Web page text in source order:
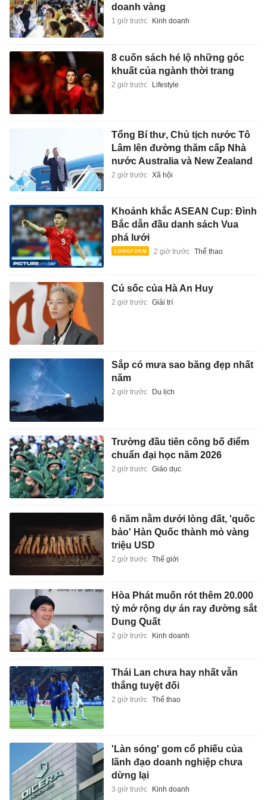
doanh vàng
1 giờ trước Kinh doanh
8 cuốn sách hé lộ những góc
khuất của ngành thời trang
2 giờ trước Lifestyle
Tổng Bí thư, Chủ tịch nước Tô
Lâm lên đường thăm cấp Nhà
nước Australia và New Zealand
2 giờ trước Xã hội
Khoảnh khắc ASEAN Cup: Đình
Bắc dẫn đầu danh sách Vua
phá lưới
2 giờ trước Thể thao
Cú sốc của Hà An Huy
2 giờ trước Giải trí
Sắp có mưa sao băng đẹp nhất
năm
2 giờ trước Du lịch
Trường đầu tiên công bố điểm
chuẩn đại học năm 2026
2 giờ trước Giáo dục
6 năm nằm dưới lòng đất, 'quốc
bảo' Hàn Quốc thành mỏ vàng
triệu USD
2 giờ trước Thế giới
Hòa Phát muốn rót thêm 20.000
tỷ mở rộng dự án ray đường sắt
Dung Quất
2 giờ trước Kinh doanh
Thái Lan chưa hay nhất vẫn
thắng tuyệt đối
2 giờ trước Thể thao
'Làn sóng' gom cổ phiếu của
lãnh đạo doanh nghiệp chưa
dừng lại
3 giờ trước Kinh doanh